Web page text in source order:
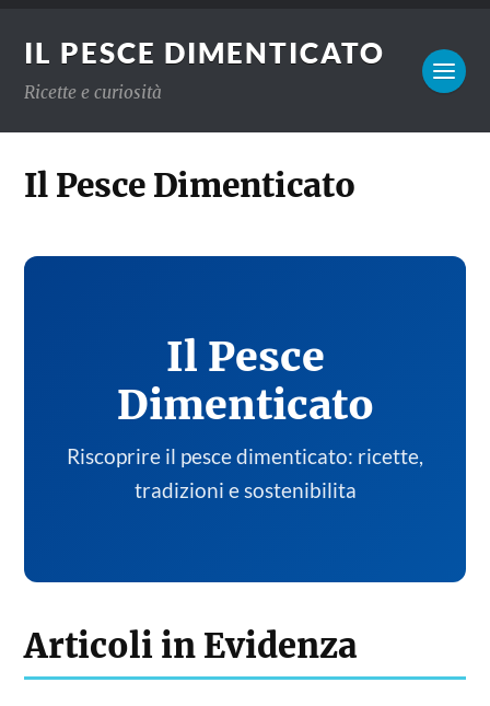
IL PESCE DIMENTICATO
Ricette e curiosità
Il Pesce Dimenticato
Il Pesce
Dimenticato
Riscoprire il pesce dimenticato: ricette,
tradizioni e sostenibilita
Articoli in Evidenza